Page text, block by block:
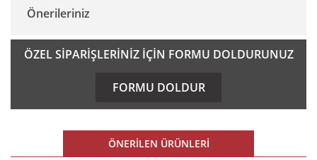
Önerileriniz
Bu ürünün fiyat bilgisi, resim, ürün açıklamalarında ve diğer
konularda yetersiz gördüğünüz noktaları öneri formunu
kullanarak tarafımıza iletebilirsiniz.
Ürün resmi kalitesiz, bozuk veya görüntülenemiyor.
ÖZEL SİPARİŞLERİNİZ İÇİN FORMU DOLDURUNUZ
FORMU DOLDUR
ÖNERİLEN ÜRÜNLERİ